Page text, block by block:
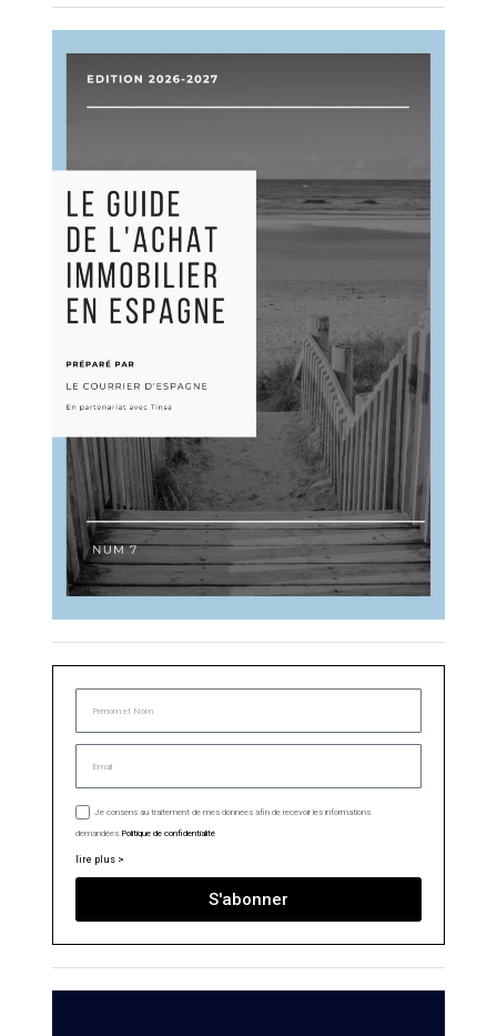
Je consens au traitement de mes données afin de recevoir les informations
demandées.Politique de confidentialité
lire plus >
S'abonner